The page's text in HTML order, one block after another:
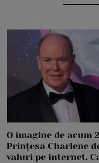
O imagine de acum
Prințesa Charlene
valuri pe internet.